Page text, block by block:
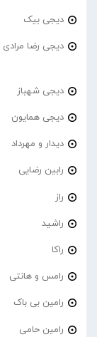
دیجی بیک
دیجی رضا مرادی
دیجی شهباز
دیجی همایون
دیدار و مهرداد
رابین رضایی
راز
راشید
راکا
رامس و هانتی
رامین بی باک
رامین حامی